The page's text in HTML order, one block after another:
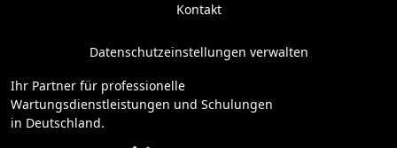
Kontakt
Datenschutzeinstellungen verwalten
Ihr Partner für professionelle
Wartungsdienstleistungen und Schulungen
in Deutschland.